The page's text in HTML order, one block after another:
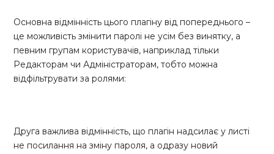
Основна відмінність цього плагіну від попереднього –
це можливість змінити паролі не усім без винятку, а
певним групам користувачів, наприклад тільки
Редакторам чи Адміністраторам, тобто можна
відфільтрувати за ролями:
Друга важлива відмінність, що плагін надсилає у листі
не посилання на зміну пароля, а одразу новий